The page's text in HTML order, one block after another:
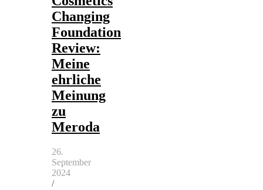
Changing
Foundation
Review:
Meine
ehrliche
Meinung
zu
Meroda
26.
September
2024
/